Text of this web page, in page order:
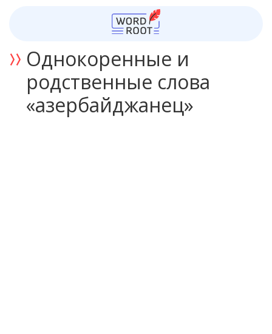
Однокоренные и
родственные слова
«азербайджанец»